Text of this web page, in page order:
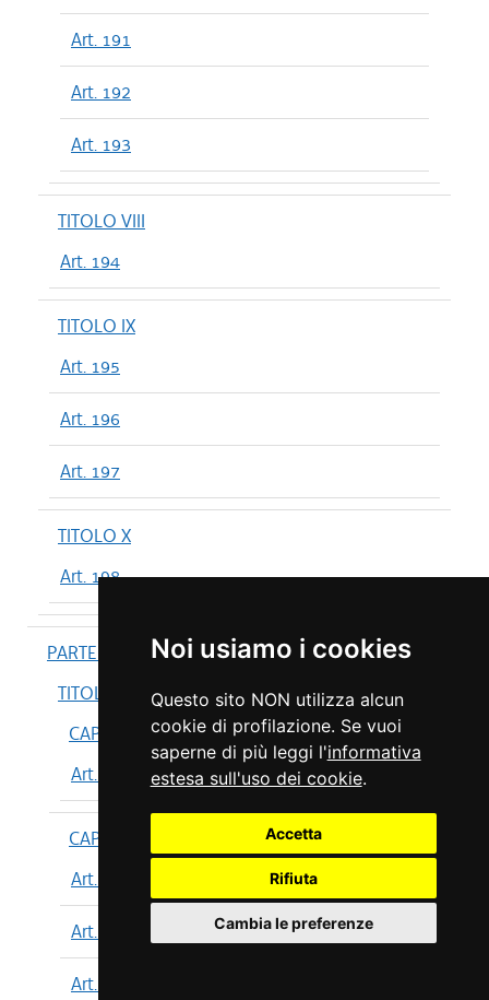
Noi usiamo i cookies
Questo sito NON utilizza alcun
cookie di profilazione. Se vuoi
saperne di più leggi l'informativa
estesa sull'uso dei cookie.
Accetta
Rifiuta
Cambia le preferenze
Art. 191
Art. 192
Art. 193
TITOLO VIII
Art. 194
TITOLO IX
Art. 195
Art. 196
Art. 197
TITOLO X
Art. 198
PARTE IV
TITOLO I
CAPO I
Art. 199
CAPO II
Art. 200
Art. 201
Art. 202